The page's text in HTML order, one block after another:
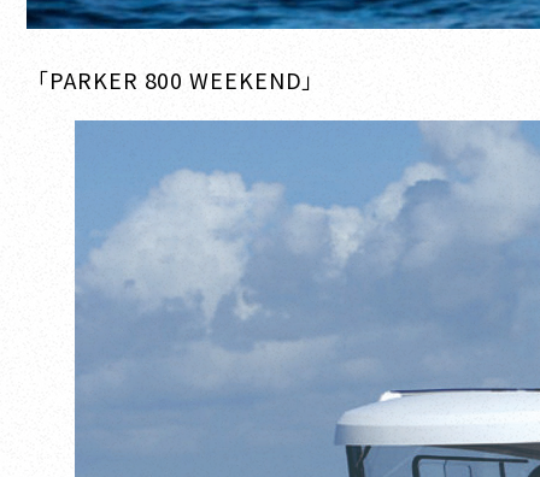
「PARKER 800 WEEKEND」